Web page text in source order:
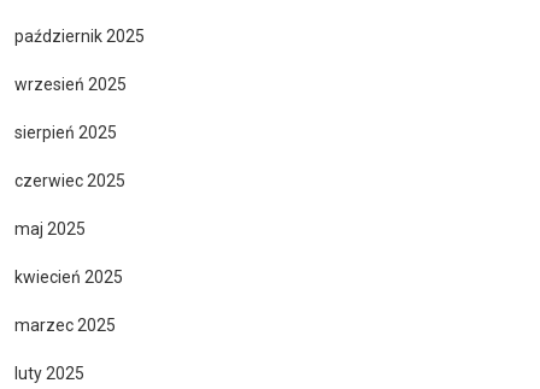
październik 2025
wrzesień 2025
sierpień 2025
czerwiec 2025
maj 2025
kwiecień 2025
marzec 2025
luty 2025